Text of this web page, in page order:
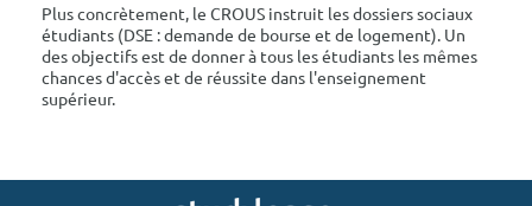
Plus concrètement, le CROUS instruit les dossiers sociaux
étudiants (DSE : demande de bourse et de logement). Un
des objectifs est de donner à tous les étudiants les mêmes
chances d'accès et de réussite dans l'enseignement
supérieur.